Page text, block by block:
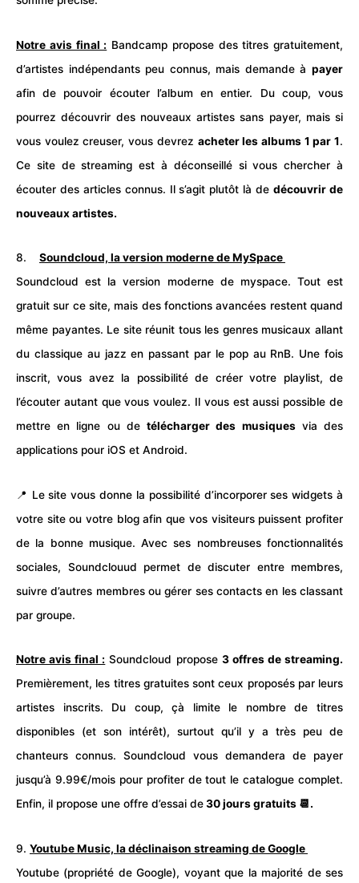
Notre avis final : Bandcamp propose des titres gratuitement,
d’artistes indépendants peu connus, mais demande à payer
afin de pouvoir écouter l’album en entier. Du coup, vous
pourrez découvrir des nouveaux artistes sans payer, mais si
vous voulez creuser, vous devrez acheter les albums 1 par 1.
Ce site de streaming est à déconseillé si vous chercher à
écouter des articles connus. Il s’agit plutôt là dedécouvrir de
nouveaux artistes.
8. Soundcloud, la version moderne de MySpace
Soundcloud est la version moderne de myspace. Tout est
gratuit sur ce site, mais des fonctions avancées restent quand
même payantes. Le site réunit tous les genres musicaux allant
du classique au jazz en passant par le pop au RnB. Une fois
inscrit, vous avez la possibilité de créer votre playlist, de
l’écouter autant que vous voulez. Il vous est aussi possible de
mettre en ligne ou detélécharger des musiquesvia des
applications pour iOS et Android.
📍 Le site vous donne la possibilité d’incorporer ses widgets à
votre site ou votre blog afin que vos visiteurs puissent profiter
de la bonne musique. Avec ses nombreuses fonctionnalités
sociales, Soundclouud permet de discuter entre membres,
suivre d’autres membres ou gérer ses contacts en les classant
par groupe.
Notre avis final : Soundcloud propose 3 offres de streaming.
Premièrement, les titres gratuites sont ceux proposés par leurs
artistes inscrits. Du coup, çà limite le nombre de titres
disponibles (et son intérêt), surtout qu’il y a très peu de
chanteurs connus. Soundcloud vous demandera de payer
jusqu’à 9.99€/mois pour profiter de tout le catalogue complet.
Enfin, il propose une offre d’essai de30 jours gratuits 📆.
9. Youtube Music, la déclinaison streaming de Google
Youtube (propriété de Google), voyant que la majorité de ses